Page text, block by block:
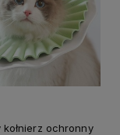
kołnierz ochronny